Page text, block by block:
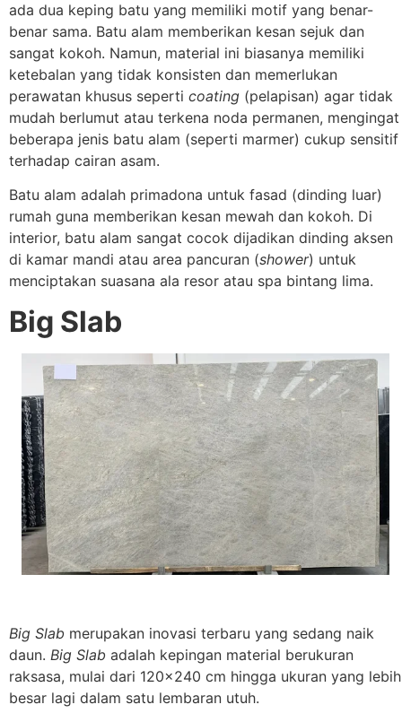
ada dua keping batu yang memiliki motif yang benar-
benar sama. Batu alam memberikan kesan sejuk dan
sangat kokoh. Namun, material ini biasanya memiliki
ketebalan yang tidak konsisten dan memerlukan
perawatan khusus seperti coating (pelapisan) agar tidak
mudah berlumut atau terkena noda permanen, mengingat
beberapa jenis batu alam (seperti marmer) cukup sensitif
terhadap cairan asam.
Batu alam adalah primadona untuk fasad (dinding luar)
rumah guna memberikan kesan mewah dan kokoh. Di
interior, batu alam sangat cocok dijadikan dinding aksen
di kamar mandi atau area pancuran (shower) untuk
menciptakan suasana ala resor atau spa bintang lima.
Big Slab
Big Slab merupakan inovasi terbaru yang sedang naik
daun. Big Slab adalah kepingan material berukuran
raksasa, mulai dari 120×240 cm hingga ukuran yang lebih
besar lagi dalam satu lembaran utuh.